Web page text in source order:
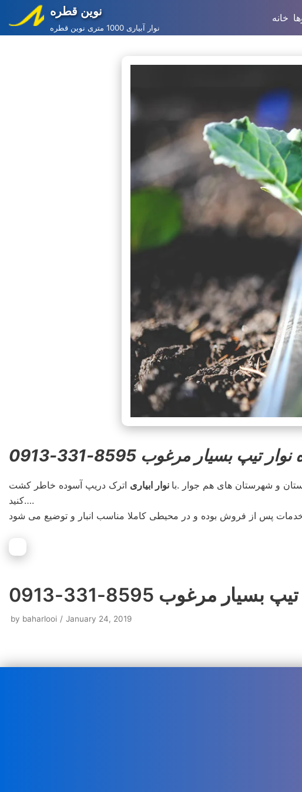
Skip
to
نوین قطره
نوار آبیاری 1000 متری نوین قطره
خانه
بسیار مرغوب 8595-331-0913
و شهرستان های هم جوار .با نوار ابیاری اترک دریپ آسوده خاطر کشت
کنید….
مرغوب 8595-331-0913
by baharlooi January 24, 2019